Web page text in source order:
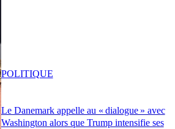
Le Danemark appelle au « dialogue » avec
Washington alors que Trump intensifie ses
POLITIQUE